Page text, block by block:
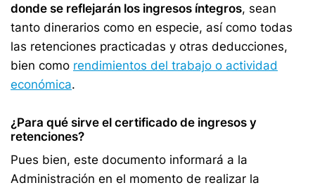
donde se reflejarán los ingresos íntegros, sean
tanto dinerarios como en especie, así como todas
las retenciones practicadas y otras deducciones,
bien como rendimientos del trabajo o actividad
económica.
¿Para qué sirve el certificado de ingresos y
retenciones?
Pues bien, este documento informará a la
Administración en el momento de realizar la